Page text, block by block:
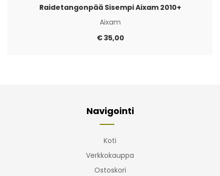
Raidetangonpää Sisempi Aixam 2010+
Aixam
€35,00
Navigointi
Koti
Verkkokauppa
Ostoskori